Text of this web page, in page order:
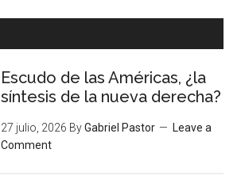
Escudo de las Américas, ¿la
síntesis de la nueva derecha?
27 julio, 2026 ByGabriel Pastor
Leave a
Comment